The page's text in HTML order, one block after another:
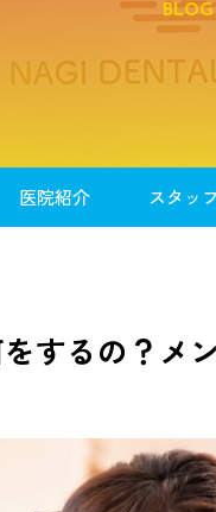
BLOG
医院紹介 スタッ
するの？メ